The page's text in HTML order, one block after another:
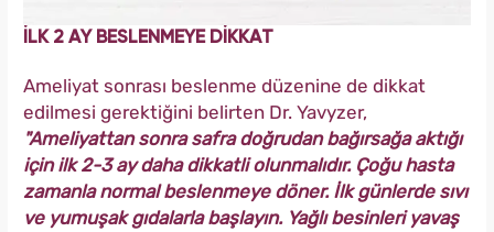
İLK 2 AY BESLENMEYE DİKKAT
Ameliyat sonrası beslenme düzenine de dikkat
edilmesi gerektiğini belirten Dr. Yavyzer,
"Ameliyattan sonra safra doğrudan bağırsağa aktığı
için ilk 2-3 ay daha dikkatli olunmalıdır. Çoğu hasta
zamanla normal beslenmeye döner. İlk günlerde sıvı
ve yumuşak gıdalarla başlayın. Yağlı besinleri yavaş